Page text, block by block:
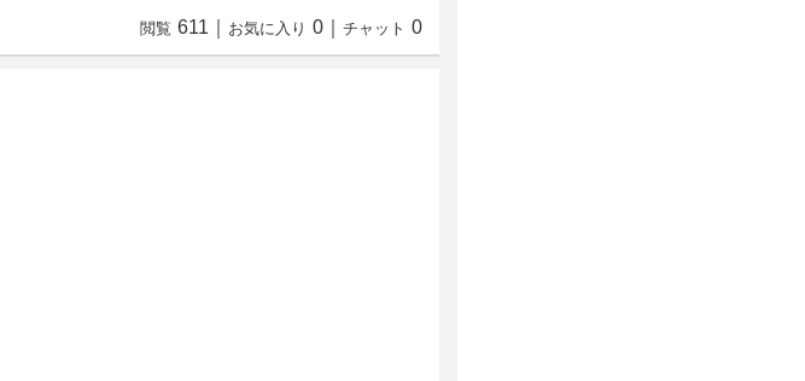
閲覧 611 お気に入り 0 チャット 0